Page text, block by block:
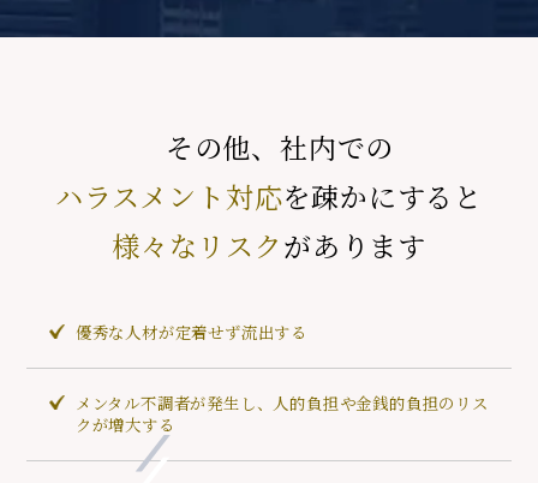
その他、社内での
ハラスメント対応を疎かにすると
様々なリスクがあります
優秀な人材が定着せず流出する
メンタル不調者が発生し、人的負担や金銭的負担のリス
クが増大する